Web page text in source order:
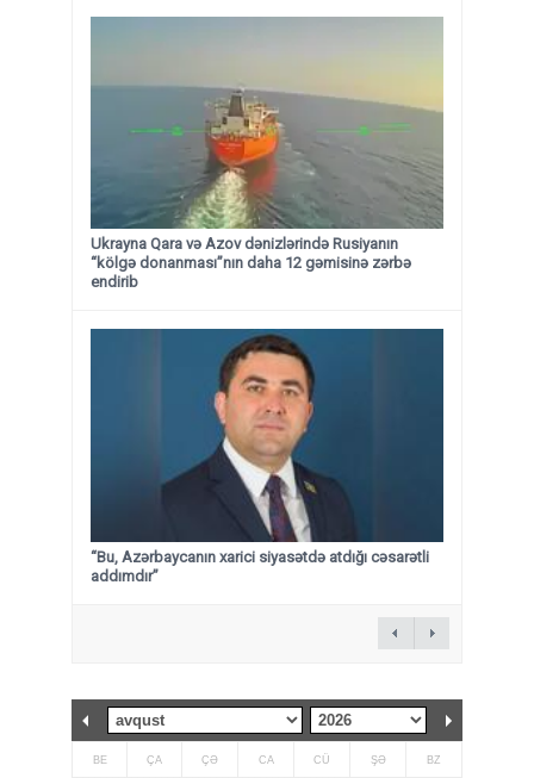
Ukrayna Qara və Azov dənizlərində Rusiyanın
“kölgə donanması”nın daha 12 gəmisinə zərbə
endirib
“Bu, Azərbaycanın xarici siyasətdə atdığı cəsarətli
addımdır”
BE ÇA ÇƏ CA CÜ ŞƏ BZ